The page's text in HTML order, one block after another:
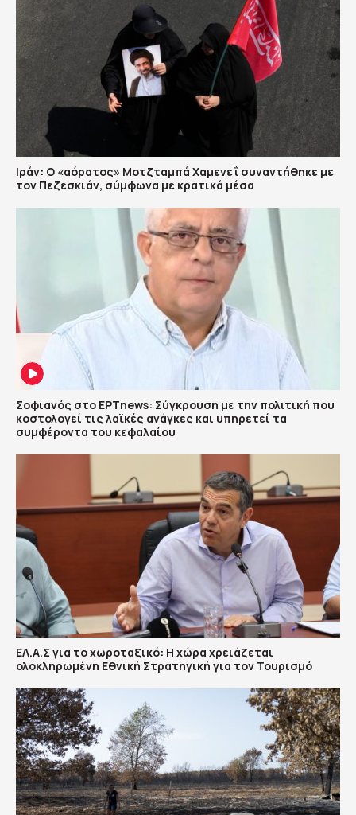
Ιράν: Ο «αόρατος» Μοτζταμπά Χαμενεΐ συναντήθηκε με
τον Πεζεσκιάν, σύμφωνα με κρατικά μέσα
Σοφιανός στο ΕΡΤnews: Σύγκρουση με την πολιτική που
κοστολογεί τις λαϊκές ανάγκες και υπηρετεί τα
συμφέροντα του κεφαλαίου
ΕΛ.Α.Σ για το χωροταξικό: Η χώρα χρειάζεται
ολοκληρωμένη Εθνική Στρατηγική για τον Τουρισμό